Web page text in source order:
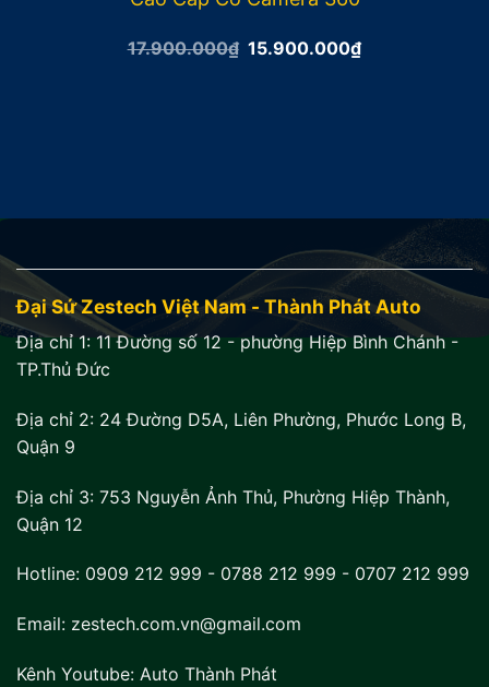
17.900.000₫ Giá
15.900.000₫Giá
Đại Sứ Zestech Việt Nam - Thành Phát Auto
Địa chỉ 1: 11 Đường số 12 - phường Hiệp Bình Chánh -
TP.Thủ Đức
Địa chỉ 2: 24 Đường D5A, Liên Phường, Phước Long B,
Quận 9
Địa chỉ 3: 753 Nguyễn Ảnh Thủ, Phường Hiệp Thành,
Quận 12
Hotline: 0909 212 999 - 0788 212 999 - 0707 212 999
Email: zestech.com.vn@gmail.com
Kênh Youtube: Auto Thành Phát